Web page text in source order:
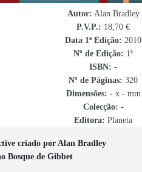
Autor: Alan Bradley
P.V.P.: 18,70 €
Data 1ª Edição: 2010
Nº de Edição: 1ª
ISBN: -
Nº de Páginas: 320
Dimensões: - x - mm
Colecção: -
Editora: Planeta
criado por Alan Bradley
Bosque de Gibbet